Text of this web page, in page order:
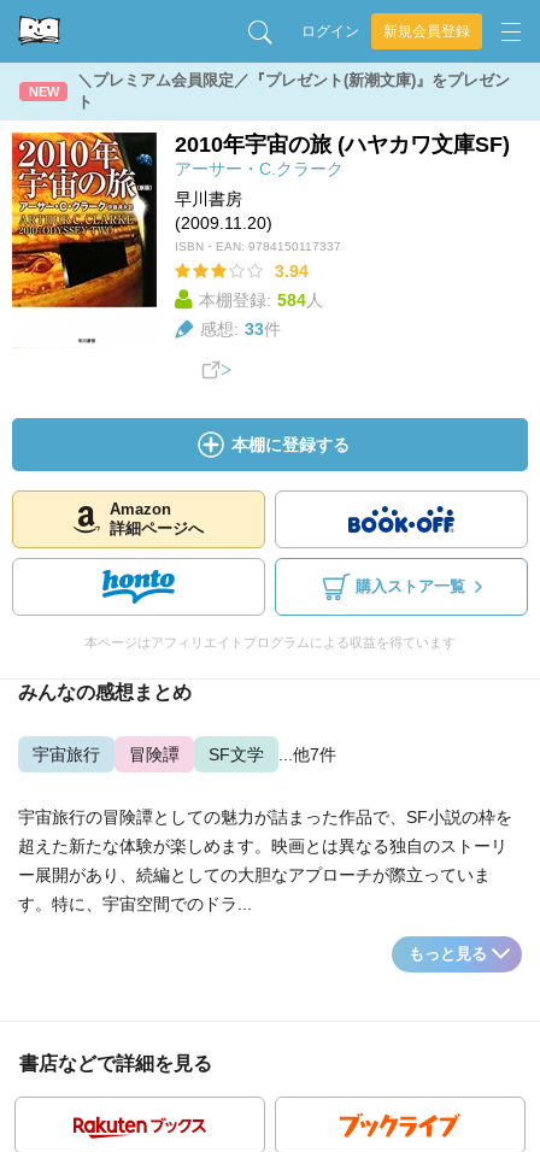
ログイン 新規会員登録
NEW
＼プレミアム会員限定／『プレゼント(新潮文庫)』をプレゼン
ト
2010年宇宙の旅 (ハヤカワ文庫SF)
アーサー・C.クラーク
早川書房
(2009.11.20)
ISBN・EAN: 9784150117337
3.94
本棚登録: 584人
感想: 33件
本棚に登録する
Amazon
詳細ページへ
購入ストア一覧
本ページはアフィリエイトプログラムによる収益を得ています
みんなの感想まとめ
宇宙旅行 冒険譚 SF文学 ...他7件
宇宙旅行の冒険譚としての魅力が詰まった作品で、SF小説の枠を
超えた新たな体験が楽しめます。映画とは異なる独自のストーリ
ー展開があり、続編としての大胆なアプローチが際立っていま
す。特に、宇宙空間でのドラ...
もっと見る
書店などで詳細を見る